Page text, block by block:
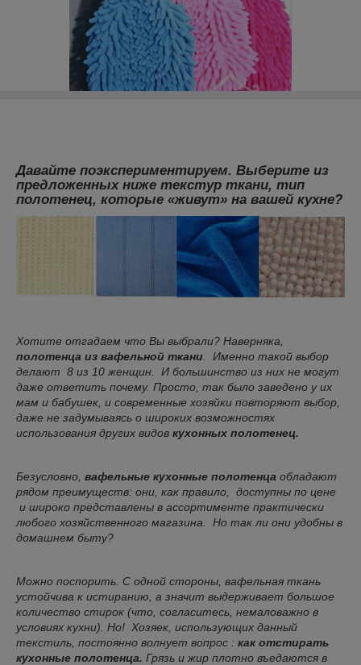
Давайте поэкспериментируем. Выберите из
предложенных ниже текстур ткани, тип
полотенец, которые «живут» на вашей кухне?
Хотите отгадаем что Вы выбрали? Наверняка,
полотенца из вафельной ткани. Именно такой выбор
делают 8 из 10 женщин. И большинство из них не могут
даже ответить почему. Просто, так было заведено у их
мам и бабушек, и современные хозяйки повторяют выбор,
даже не задумываясь о широких возможностях
использования других видов кухонных полотенец.
Безусловно, вафельные кухонные полотенца обладают
рядом преимуществ: они, как правило, доступны по цене
и широко представлены в ассортименте практически
любого хозяйственного магазина. Но так ли они удобны в
домашнем быту?
Можно поспорить. С одной стороны, вафельная ткань
устойчива к истиранию, а значит выдерживает большое
количество стирок (что, согласитесь, немаловажно в
условиях кухни). Но! Хозяек, использующих данный
текстиль, постоянно волнует вопрос : как отстирать
кухонные полотенца. Грязь и жир плотно въедаются в